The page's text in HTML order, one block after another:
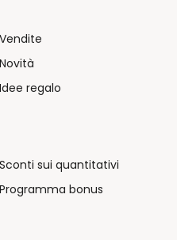
Vendite
Novità
Idee regalo
Sconti sui quantitativi
Programma bonus